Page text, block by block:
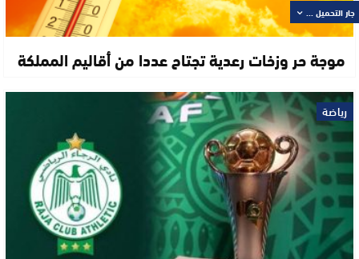
موجة حر وزخات رعدية تجتاح عددا من أقاليم المملكة
رياضة
جار التحميل ...